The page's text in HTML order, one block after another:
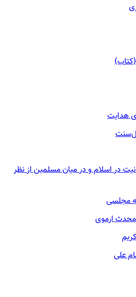
(کتاب)
هدایت
در اسلام و در میان مسلمین از نظر
مجلسی
ارموی
علی